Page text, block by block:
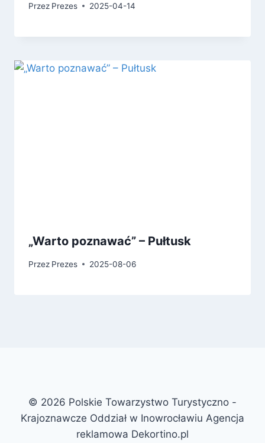
Przez Prezes 2025-04-14
„Warto poznawać” – Pułtusk
Przez Prezes 2025-08-06
© 2026 Polskie Towarzystwo Turystyczno -
Krajoznawcze Oddział w Inowrocławiu Agencja
reklamowa Dekortino.pl